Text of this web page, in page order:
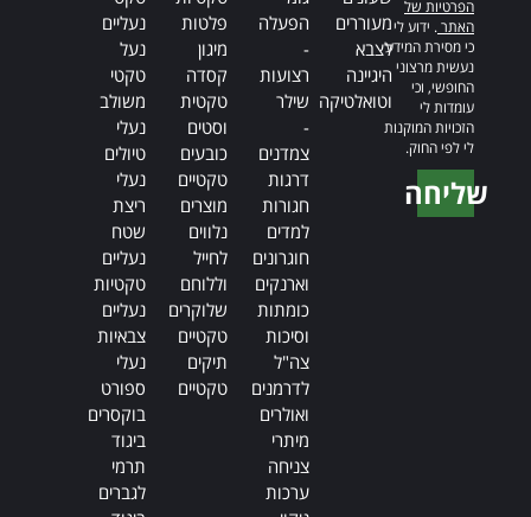
הפרטיות של
האתר. ידוע לי
כי מסירת המידע
נעשית מרצוני
החופשי, וכי
עומדות לי
הזכויות המוקנות
לי לפי החוק.
שליחה
מעוררים
לצבא
היגיינה
וטואלטיקה
הפעלה
-
רצועות
שילר
-
צמדנים
דרגות
חגורות
למדים
חוגרונים
וארנקים
כומתות
וסיכות
צה"ל
לדרמנים
ואולרים
מיתרי
צניחה
ערכות
פלטות
מיגון
קסדה
טקטית
וסטים
כובעים
טקטיים
מוצרים
נלווים
לחייל
וללוחם
שלוקרים
טקטיים
תיקים
טקטיים
נעליים
נעל
טקטי
משולב
נעלי
טיולים
נעלי
ריצת
שטח
נעליים
טקטיות
נעליים
צבאיות
נעלי
ספורט
בוקסרים
ביגוד
תרמי
לגברים